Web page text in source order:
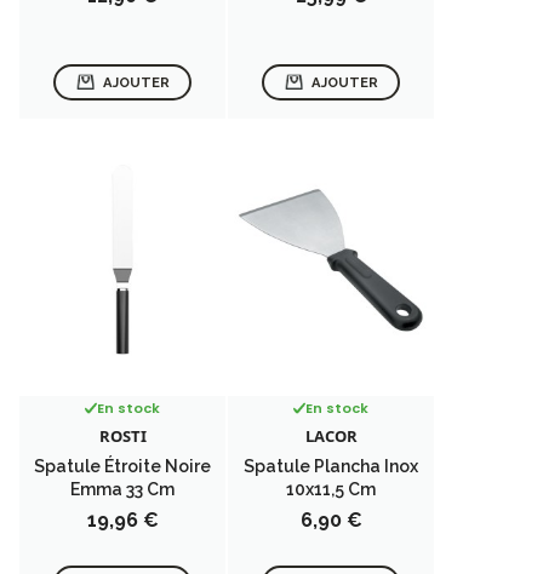
AJOUTER AJOUTER
En stock
ROSTI
Spatule Étroite Noire
Emma 33 Cm
Prix
19,96 €
En stock
LACOR
Spatule Plancha Inox
10x11,5 Cm
Prix
6,90 €